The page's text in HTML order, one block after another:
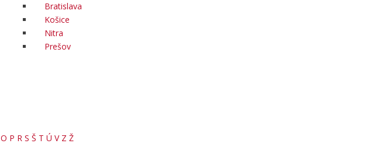
Bratislava
Košice
Nitra
Prešov
O P R S Š T Ú V Z Ž